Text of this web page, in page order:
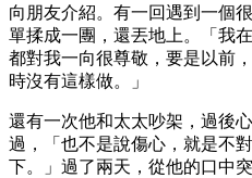
向朋友介紹。有一回遇到一個
單揉成一團，還丟地上。「我
都對我一向很尊敬，要是以前
時沒有這樣做。」
還有一次他和太太吵架，過後
過，「也不是說傷心，就是不
下。」過了兩天，從他的口中